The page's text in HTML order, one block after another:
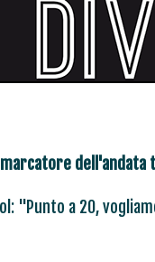
marcatore dell'andata
"Punto a 20,